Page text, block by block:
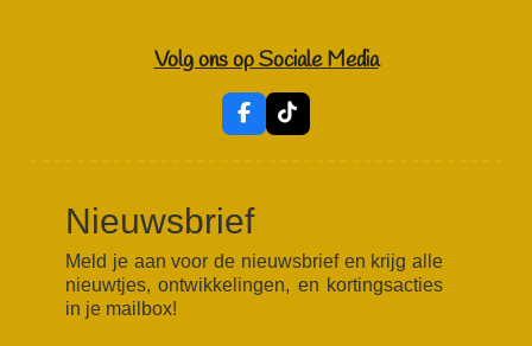
Volg ons op Sociale Media
F
a
o
o
k
T
i
Nieuwsbrief
Meld je aan voor de nieuwsbrief en krijg alle
nieuwtjes, ontwikkelingen, en kortingsacties
in je mailbox!